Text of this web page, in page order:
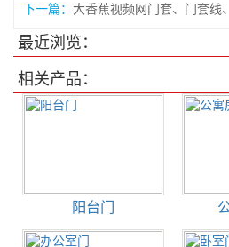
下一篇：
最近浏览：
相关产品：
阳台门